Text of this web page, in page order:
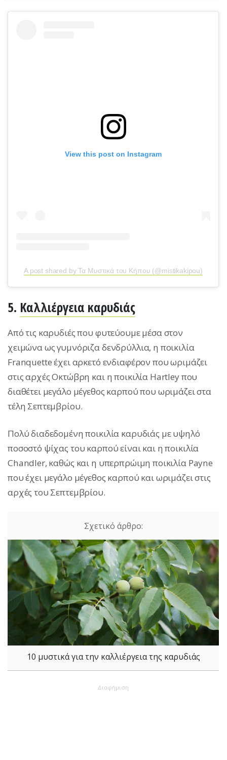
View this post on Instagram
A post shared by Τα Μυστικά του Κήπου (@mistikakipou)
5. Καλλιέργεια καρυδιάς
Από τις καρυδιές που φυτεύουμε μέσα στον
χειμώνα ως γυμνόριζα δενδρύλλια, η ποικιλία
Franquette έχει αρκετό ενδιαφέρον που ωριμάζει
στις αρχές Οκτώβρη και η ποικιλία Hartley που
διαθέτει μεγάλο μέγεθος καρπού που ωριμάζει στα
τέλη Σεπτεμβρίου.
Πολύ διαδεδομένη ποικιλία καρυδιάς με υψηλό
ποσοστό ψίχας του καρπού είναι και η ποικιλία
Chandler, καθώς και η υπερπρώιμη ποικιλία Payne
που έχει μεγάλο μέγεθος καρπού και ωριμάζει στις
αρχές του Σεπτεμβρίου.
10 μυστικά για την καλλιέργεια της καρυδιάς
Διαφήμιση